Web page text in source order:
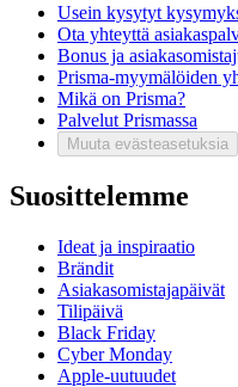
Usein kysytyt
Ota yhteyttä
Bonus ja
Prisma-myymälöiden
Mikä on Prisma?
Palvelut Prismassa
Muuta evästeasetuksia
Suosittelemme
Ideat ja inspiraatio
Brändit
Asiakasomistajapäivät
Tilipäivä
Black Friday
Cyber Monday
Apple-uutuudet